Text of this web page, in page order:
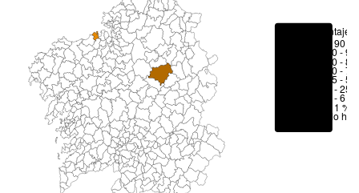
Porcentajes
> 90 %
80 -
70 -
50 -
25 -
6 - 25
1 - 6 %
< 1 %
No hay